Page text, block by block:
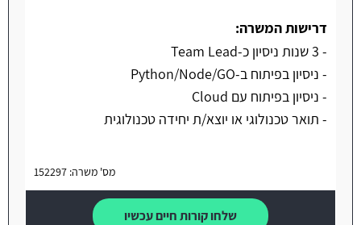
דרישות המשרה:
- 3 שנות ניסיון כ-Team Lead
- ניסיון בפיתוח ב-Python/Node/GO
- ניסיון בפיתוח עם Cloud
- תואר טכנולוגי או יוצא/ת יחידה טכנולוגית
מס' משרה: 152297
שלחו קורות חיים עכשיו